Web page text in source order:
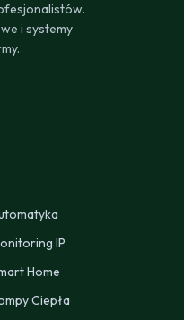
i systemy
IP
Home
Ciepła